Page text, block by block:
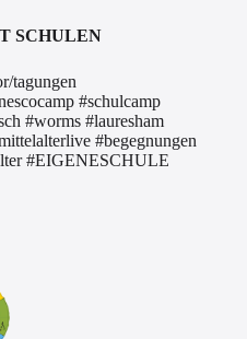
SCHULEN
tagungen
#schulcamp
#worms #lauresham
#begegnungen
#EIGENESCHULE